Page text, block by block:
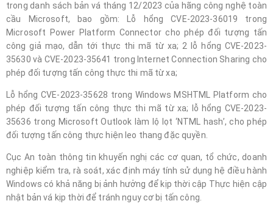
trong danh sách bản vá tháng 12/2023 của hãng công nghệ toàn
cầu Microsoft, bao gồm: Lỗ hổng CVE-2023-36019 trong
Microsoft Power Platform Connector cho phép đối tượng tấn
công giả mạo, dẫn tới thực thi mã từ xa; 2 lỗ hổng CVE-2023-
35630 và CVE-2023-35641 trong Internet Connection Sharing cho
phép đối tượng tấn công thực thi mã từ xa;
Lỗ hổng CVE-2023-35628 trong Windows MSHTML Platform cho
phép đối tượng tấn công thực thi mã từ xa; lỗ hổng CVE-2023-
35636 trong Microsoft Outlook làm lộ lọt ‘NTML hash’, cho phép
đối tượng tấn công thực hiện leo thang đặc quyền.
Cục An toàn thông tin khuyến nghị các cơ quan, tổ chức, doanh
nghiệp kiểm tra, rà soát, xác định máy tính sử dụng hệ điều hành
Windows có khả năng bị ảnh hưởng để kịp thời cập Thực hiện cập
nhật bản vá kịp thời để tránh nguy cơ bị tấn công.